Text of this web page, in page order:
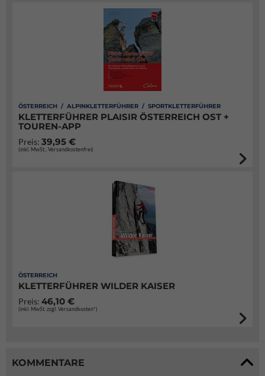
ÖSTERREICH / ALPINKLETTERFÜHRER / SPORTKLETTERFÜHRER
KLETTERFÜHRER PLAISIR ÖSTERREICH OST +
TOUREN-APP
Preis: 39,95 €
(inkl. MwSt., Versandkostenfrei)
ÖSTERREICH
KLETTERFÜHRER WILDER KAISER
Preis: 46,10 €
(inkl. MwSt. zzgl. Versandkosten*)
KOMMENTARE